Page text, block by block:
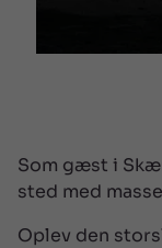
Som gæst i
sted med
Oplev den